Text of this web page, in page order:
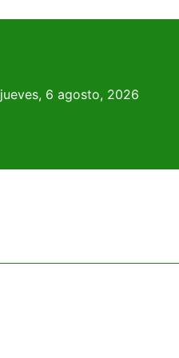
jueves, 6 agosto, 2026